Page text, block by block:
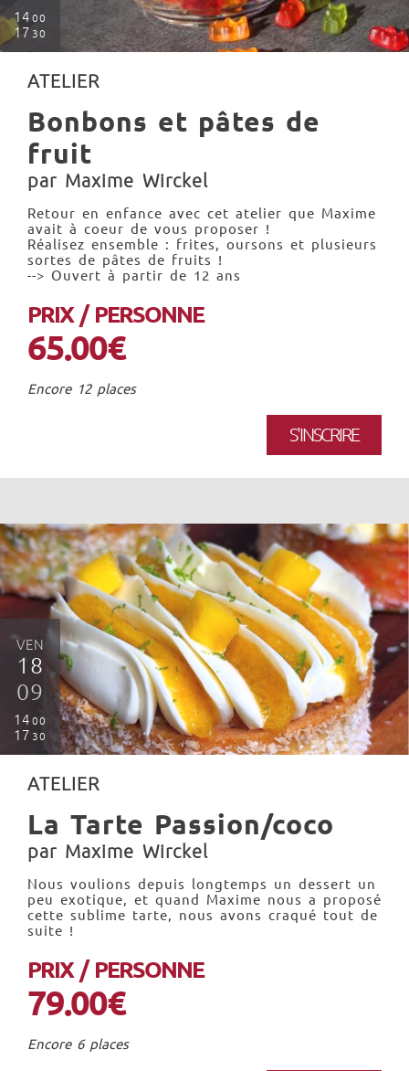
14 00
17 30
ATELIER
Bonbons et pâtes de
fruit
par Maxime Wirckel
Retour en enfance avec cet atelier que Maxime
avait à coeur de vous proposer !
Réalisez ensemble : frites, oursons et plusieurs
sortes de pâtes de fruits !
--> Ouvert à partir de 12 ans
PRIX / PERSONNE
65.00€
Encore 12 places
S'INSCRIRE
VEN
18
09
14 00
17 30
ATELIER
La Tarte Passion/coco
par Maxime Wirckel
Nous voulions depuis longtemps un dessert un
peu exotique, et quand Maxime nous a proposé
cette sublime tarte, nous avons craqué tout de
suite !
PRIX / PERSONNE
79.00€
Encore 6 places